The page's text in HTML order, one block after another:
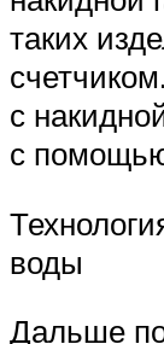
таких
с
с
воды
Дальше